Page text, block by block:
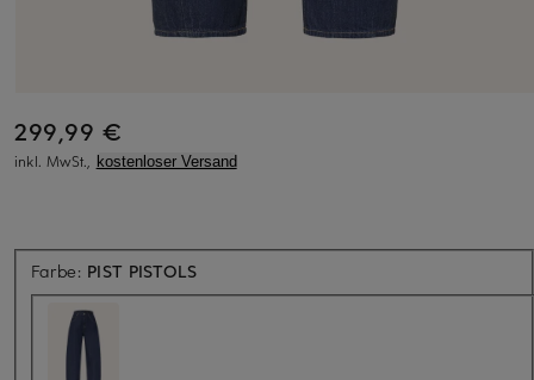
299,99 €
inkl. MwSt., kostenloser Versand
Farbe: PIST PISTOLS